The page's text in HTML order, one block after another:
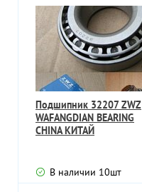
Подшипник 32207 ZWZ
WAFANGDIAN BEARING
CHINA КИТАЙ
В наличии 10шт